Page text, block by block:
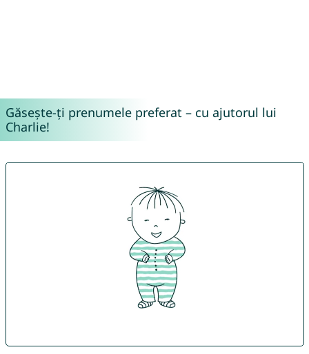
Găsește-ți prenumele preferat – cu ajutorul lui
Charlie!